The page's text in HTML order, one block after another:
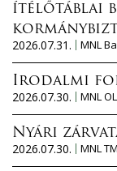
ítélőtáblai
2026.07.31.
MNL
Irodalmi
2026.07.30.
MNL OL
Nyári
2026.07.30.
MNL